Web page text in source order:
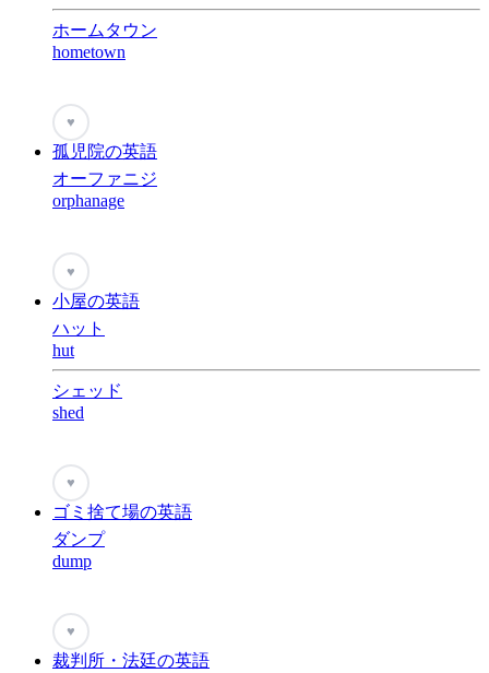
ホームタウン
hometown
♥
孤児院の英語
オーファニジ
orphanage
♥
小屋の英語
ハット
hut
シェッド
shed
♥
ゴミ捨て場の英語
ダンプ
dump
♥
裁判所・法廷の英語